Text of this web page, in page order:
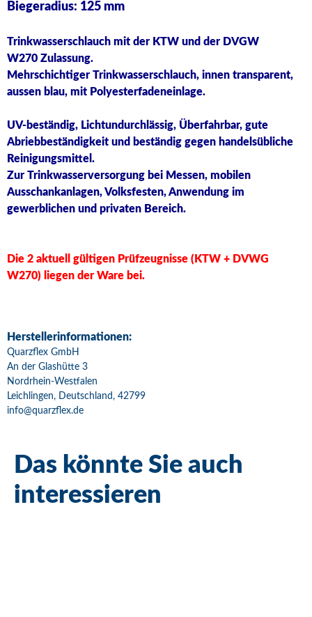
Biegeradius: 125 mm
Trinkwasserschlauch mit der KTW und der DVGW
W270 Zulassung.
Mehrschichtiger Trinkwasserschlauch, innen transparent,
aussen blau, mit Polyesterfadeneinlage.
UV-beständig, Lichtundurchlässig, Überfahrbar, gute
Abriebbeständigkeit und beständig gegen handelsübliche
Reinigungsmittel.
Zur Trinkwasserversorgung bei Messen, mobilen
Ausschankanlagen, Volksfesten, Anwendung im
gewerblichen und privaten Bereich.
Die 2 aktuell gültigen Prüfzeugnisse (KTW + DVWG
W270) liegen der Ware bei.
Herstellerinformationen:
Quarzflex GmbH
An der Glashütte 3
Nordrhein-Westfalen
Leichlingen, Deutschland, 42799
info@quarzflex.de
Das könnte Sie auch
interessieren